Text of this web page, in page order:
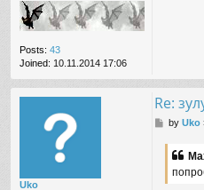
Posts: 43
Joined: 10.11.2014 17:06
Uko
Re:
Pby Uko